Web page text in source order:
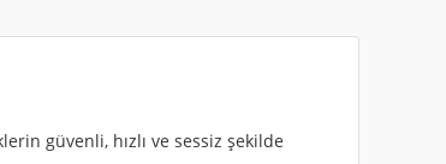
güvenli, hızlı ve sessiz şekilde